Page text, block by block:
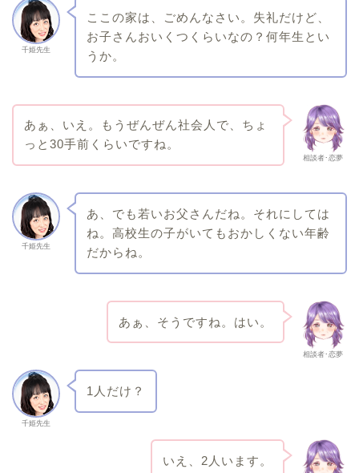
千姫先生
ここの家は、ごめんなさい。失礼だけど、
お子さんおいくつくらいなの？何年生とい
うか。
相談者･恋夢
あぁ、いえ。もうぜんぜん社会人で、ちょ
っと30手前くらいですね。
千姫先生
あ、でも若いお父さんだね。それにしては
ね。高校生の子がいてもおかしくない年齢
だからね。
相談者･恋夢
あぁ、そうですね。はい。
千姫先生
1人だけ？
いえ、2人います。